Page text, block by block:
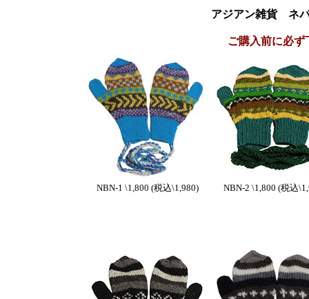
アジアン雑貨 ネ
ご購入前に必ず
NBN-1 \1,800 (税込\1,980) NBN-2 \1,800 (税込